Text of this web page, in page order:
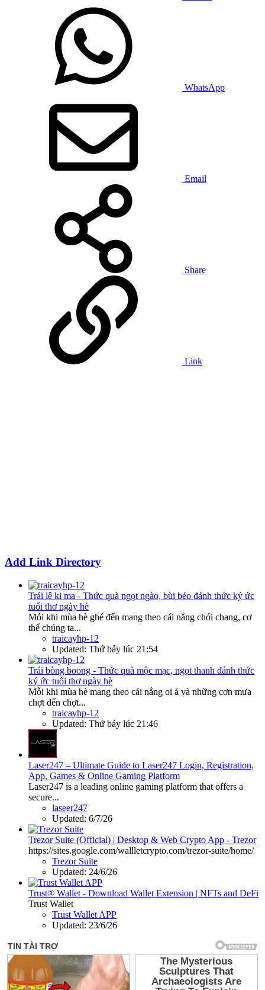
WhatsApp
Email
Share
Link
Add Link Directory
Trái lê ki ma - Thức quà ngọt ngào, bùi béo đánh thức ký ức
tuổi thơ ngày hè
Mỗi khi mùa hè ghé đến mang theo cái nắng chói chang, cơ
thể chúng ta...
traicayhp-12
Updated: Thứ bảy lúc 21:54
Trái bòng boong - Thức quà mộc mạc, ngọt thanh đánh thức
ký ức tuổi thơ ngày hè
Mỗi khi mùa hè mang theo cái nắng oi ả và những cơn mưa
chợt đến chợt...
traicayhp-12
Updated: Thứ bảy lúc 21:46
Laser247 – Ultimate Guide to Laser247 Login, Registration,
App, Games & Online Gaming Platform
Laser247 is a leading online gaming platform that offers a
secure...
laseer247
Updated: 6/7/26
Trezor Suite (Official) | Desktop & Web Crypto App - Trezor
https://sites.google.com/wallletcrypto.com/trezor-suite/home/
Trezor Suite
Updated: 24/6/26
Trust® Wallet - Download Wallet Extension | NFTs and DeFi
Trust Wallet
Trust Wallet APP
Updated: 23/6/26